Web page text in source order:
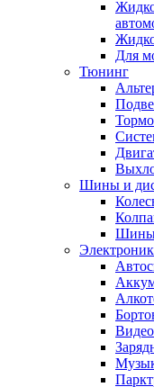
Для
Тюнинг
Шины и